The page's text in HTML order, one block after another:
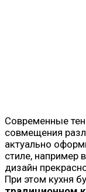
Современные
совмещения
актуально
стиле, например
дизайн
При этом кухня